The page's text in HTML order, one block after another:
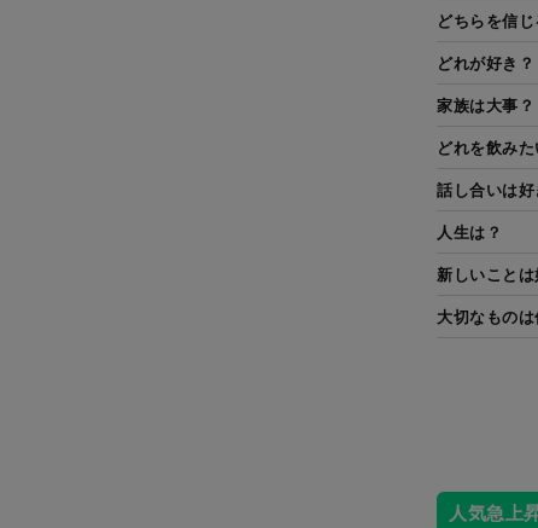
どちらを信じ
どれが好き？
家族は大事？
どれを飲みた
話し合いは好
人生は？
新しいことは
大切なものは
人気急上